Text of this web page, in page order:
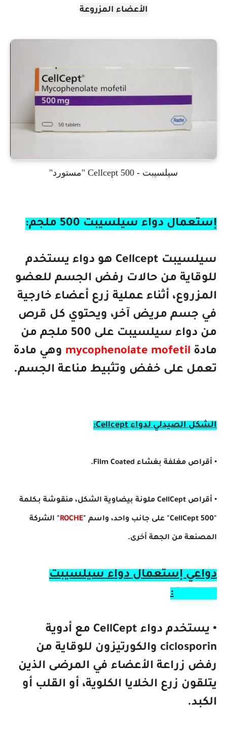
الأعضاء المزروعة
سيلسيبت - Cellcept 500 "مستورد"
إستعمال دواء سيلسيبت 500 ملجم:
سيلسيبت Cellcept هو دواء يستخدم
للوقاية من حالات رفض الجسم للعضو
المزروع، أثناء عملية زرع أعضاء خارجية
في جسم مريض آخر، ويحتوي كل قرص
من دواء سيلسيبت على 500 ملجم من
مادة mycophenolate mofetil وهي مادة
تعمل على خفض وتثبيط مناعة الجسم.
الشكل الصيدلي لدواء Cellcept:
• أقراص مغلفة بغشاء Film Coated.
• أقراص CellCept ملونة بيضاوية الشكل، منقوشة بـكلمة
"CellCept 500" على جانب واحد، واسم " ROCHE" الشركة
المصنعة من الجهة أخرى.
دواعي إستعمال دواء سيلسيبت
• يستخدم دواء CellCept مع أدوية
ciclosporin والكورتيزون للوقاية من
رفض زراعة الأعضاء في المرضى الذين
يتلقون زرع الخلايا الكلوية، أو القلب أو
الكبد.